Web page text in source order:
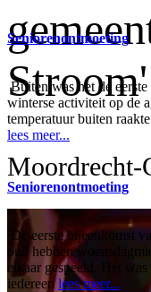
Stroom'
Moordrecht-
Seniorenontmoeting
Buiten was het de
winterse activiteit op de
temperatuur buiten
lees meer...
Seniorenontmoeting
De eerste bijeenkomst
oud hebben
elkaar gespeeld. Het
iedereenlees meer...